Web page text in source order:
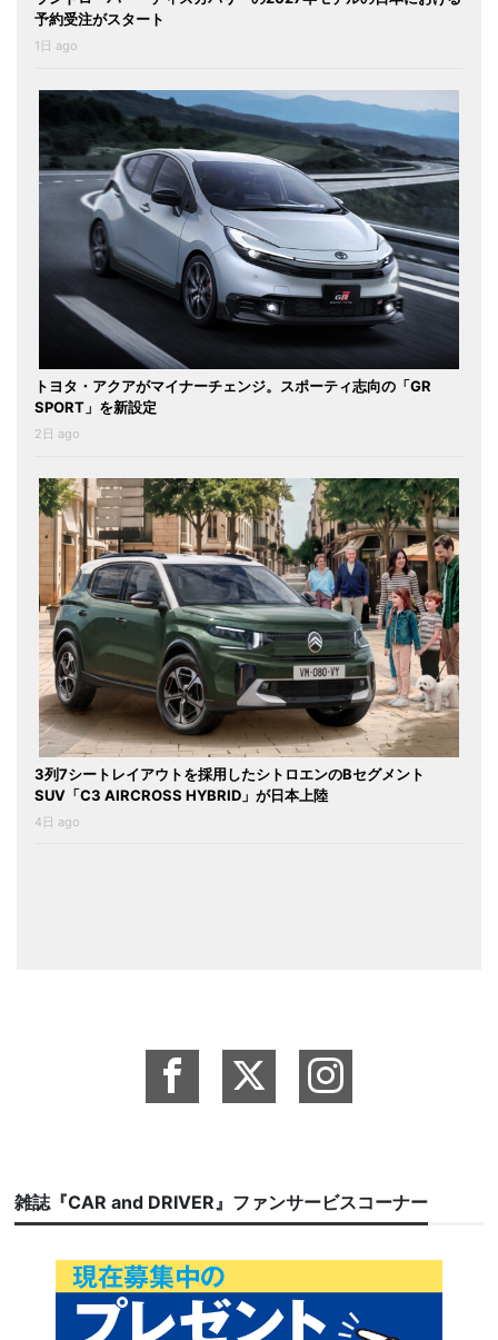
予約受注がスタート
1日 ago
トヨタ・アクアがマイナーチェンジ。スポーティ志向の「GR
SPORT」を新設定
2日 ago
3列7シートレイアウトを採用したシトロエンのBセグメント
SUV「C3 AIRCROSS HYBRID」が日本上陸
4日 ago
雑誌『CAR and DRIVER』ファンサービスコーナー